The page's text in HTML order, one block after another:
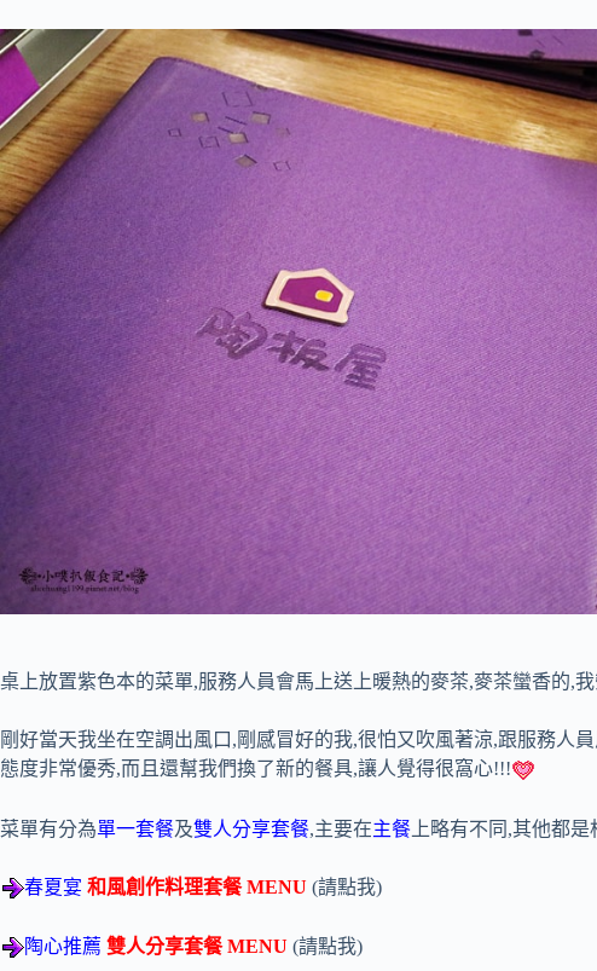
桌上放置紫色本的菜單,服務人員會馬上送上暖熱的麥茶,麥茶蠻香的,
剛好當天我坐在空調出風口,剛感冒好的我,很怕又吹風著涼,跟服務人
態度非常優秀,而且還幫我們換了新的餐具,讓人覺得很窩心!!!
菜單有分為單一套餐及雙人分享套餐,主要在主餐 上略有不同,其他都是
春夏宴 和風創作料理套餐 MENU (請點我)
陶心推薦 雙人分享套餐 MENU (請點我)